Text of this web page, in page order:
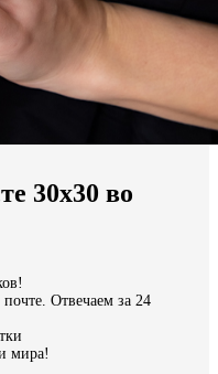
30х30 во
Отвечаем за 24
мира!